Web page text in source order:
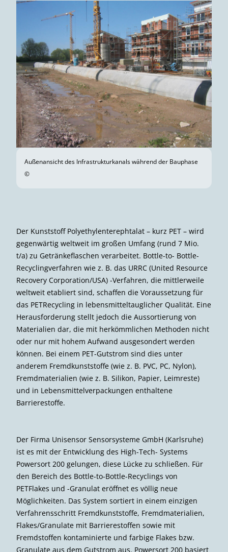
Außenansicht des Infrastrukturkanals während der Bauphase
©
Der Kunststoff Polyethylenterephtalat – kurz PET – wird
gegenwärtig weltweit im großen Umfang (rund 7 Mio.
t/a) zu Getränkeflaschen verarbeitet. Bottle-to- Bottle-
Recyclingverfahren wie z. B. das URRC (United Resource
Recovery Corporation/USA) -Verfahren, die mittlerweile
weltweit etabliert sind, schaffen die Voraussetzung für
das PETRecycling in lebensmitteltauglicher Qualität. Eine
Herausforderung stellt jedoch die Aussortierung von
Materialien dar, die mit herkömmlichen Methoden nicht
oder nur mit hohem Aufwand ausgesondert werden
können. Bei einem PET-Gutstrom sind dies unter
anderem Fremdkunststoffe (wie z. B. PVC, PC, Nylon),
Fremdmaterialien (wie z. B. Silikon, Papier, Leimreste)
und in Lebensmittelverpackungen enthaltene
Barrierestoffe.
Der Firma Unisensor Sensorsysteme GmbH (Karlsruhe)
ist es mit der Entwicklung des High-Tech- Systems
Powersort 200 gelungen, diese Lücke zu schließen. Für
den Bereich des Bottle-to-Bottle-Recyclings von
PETFlakes und -Granulat eröffnet es völlig neue
Möglichkeiten. Das System sortiert in einem einzigen
Verfahrensschritt Fremdkunststoffe, Fremdmaterialien,
Flakes/Granulate mit Barrierestoffen sowie mit
Fremdstoffen kontaminierte und farbige Flakes bzw.
Granulate aus dem Gutstrom aus. Powersort 200 basiert